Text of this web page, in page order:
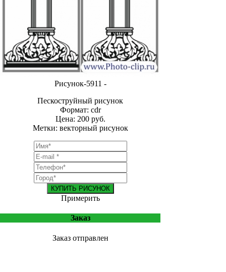
Рисунок-5911 -
Пескоструйный рисунок
Формат: cdr
Цена: 200 руб.
Метки: векторный рисунок
КУПИТЬ РИСУНОК
Примерить
Заказ
Заказ отправлен